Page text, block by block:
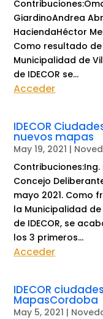
GiardinoAndrea
HaciendaHéctor
Como resultado
Municipalidad de
de IDECOR se...
Acceder
IDECOR
nuevos mapas
May 19, 2021 |
Concejo
mayo 2021. Como
la Municipalidad
de IDECOR, se
los 3 primeros...
Acceder
IDECOR
MapasCordoba
May 5, 2021 |